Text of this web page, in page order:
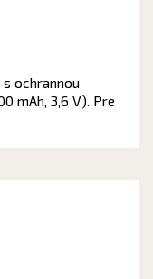
ochrannou
mAh, 3,6 V). Pre